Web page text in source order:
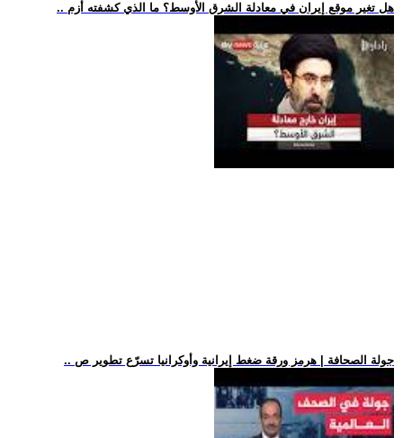
.. هل تغير موقع إيران في معادلة الشرق الأوسط؟ ما الذي كشفته أزم
.. جولة الصحافة | هرمز ورقة ضغط إيرانية وأوكرانيا تسرّع تطوير ص